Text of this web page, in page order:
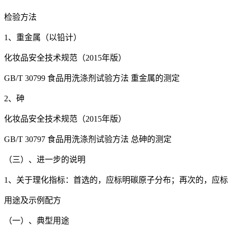
检验方法
1、重金属（以铅计）
化妆品安全技术规范（2015年版）
GB/T 30799 食品用洗涤剂试验方法 重金属的测定
2、砷
化妆品安全技术规范（2015年版）
GB/T 30797 食品用洗涤剂试验方法 总砷的测定
（三）、进一步的说明
1、关于理化指标：首选的，应标明碳原子分布；再次的，应标
用途及示例配方
（一）、典型用途